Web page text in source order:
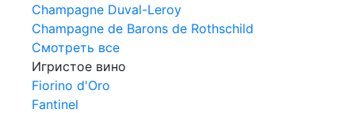
Champagne Duval-Leroy
Champagne de Barons de Rothschild
Смотреть все
Игристое вино
Fiorino d'Oro
Fantinel